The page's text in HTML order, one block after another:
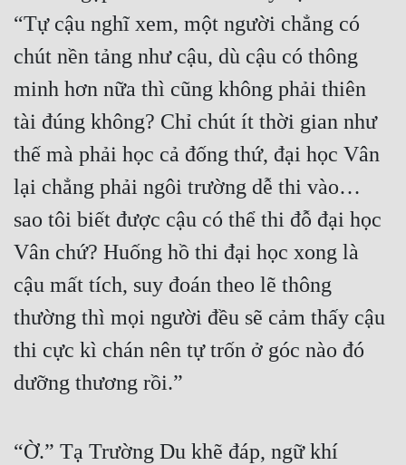
Tính Cách Nhân Vật :
Cơ Trí
Sát Phạt Quyết Đoán
Vô Sỉ
“Tự cậu nghĩ xem, một người chẳng có
chút nền tảng như cậu, dù cậu có thông
minh hơn nữa thì cũng không phải thiên
tài đúng không? Chỉ chút ít thời gian như
thế mà phải học cả đống thứ, đại học Vân
lại chẳng phải ngôi trường dễ thi vào…
sao tôi biết được cậu có thể thi đỗ đại học
Vân chứ? Huống hồ thi đại học xong là
cậu mất tích, suy đoán theo lẽ thông
thường thì mọi người đều sẽ cảm thấy cậu
thi cực kì chán nên tự trốn ở góc nào đó
dưỡng thương rồi.”
“Ờ.” Tạ Trường Du khẽ đáp, ngữ khí